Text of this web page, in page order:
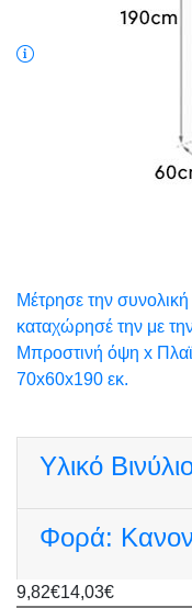
Μέτρησε την
καταχώρησέ την με
Μπροστινή όψη x
70x60x190 εκ.
Υλικό
Φορά:
9,82€14,03€